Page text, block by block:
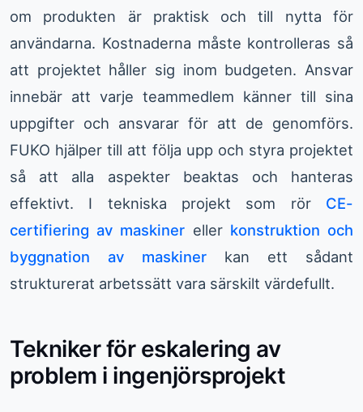
om produkten är praktisk och till nytta för
användarna. Kostnaderna måste kontrolleras så
att projektet håller sig inom budgeten. Ansvar
innebär att varje teammedlem känner till sina
uppgifter och ansvarar för att de genomförs.
FUKO hjälper till att följa upp och styra projektet
så att alla aspekter beaktas och hanteras
effektivt. I tekniska projekt som rör CE-
certifiering av maskiner eller konstruktion och
byggnation av maskiner kan ett sådant
strukturerat arbetssätt vara särskilt värdefullt.
Tekniker för eskalering av
problem i ingenjörsprojekt